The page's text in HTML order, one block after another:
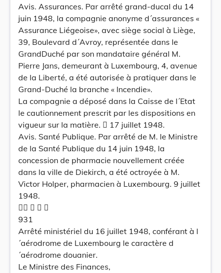
Avis. Assurances. Par arrêté grand-ducal du 14
juin 1948, la compagnie anonyme d´assurances «
Assurance Liégeoise», avec siège social à Liège,
39, Boulevard d´Avroy, représentée dans le
GrandDuché par son mandataire général M.
Pierre Jans, demeurant à Luxembourg, 4, avenue
de la Liberté, a été autorisée à pratiquer dans le
Grand-Duché la branche « Incendie».
La compagnie a déposé dans la Caisse de l´Etat
le cautionnement prescrit par les dispositions en
vigueur sur la matière.  17 juillet 1948.
Avis. Santé Publique. Par arrêté de M. le Ministre
de la Santé Publique du 14 juin 1948, la
concession de pharmacie nouvellement créée
dans la ville de Diekirch, a été octroyée à M.
Victor Holper, pharmacien à Luxembourg. 9 juillet
1948.
   
931
Arrêté ministériel du 16 juillet 1948, conférant à l
´aérodrome de Luxembourg le caractère d
´aérodrome douanier.
Le Ministre des Finances,